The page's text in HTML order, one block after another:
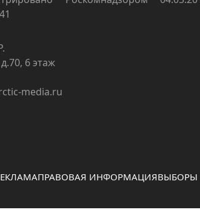
6 этаж
media.ru
ПРАВОВАЯ ИНФОРМАЦИЯВЫБОРЫ